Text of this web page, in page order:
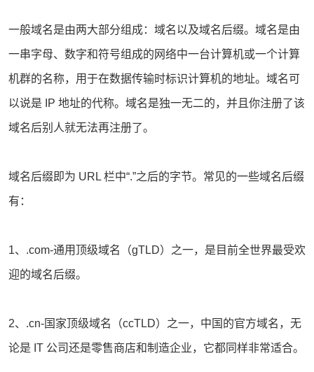
一般域名是由两大部分组成：域名以及域名后缀。域名是由
一串字母、数字和符号组成的网络中一台计算机或一个计算
机群的名称，用于在数据传输时标识计算机的地址。域名可
以说是 IP 地址的代称。域名是独一无二的，并且你注册了该
域名后别人就无法再注册了。
域名后缀即为 URL 栏中“.”之后的字节。常见的一些域名后缀
有：
1、.com-通用顶级域名（gTLD）之一，是目前全世界最受欢
迎的域名后缀。
2、.cn-国家顶级域名（ccTLD）之一，中国的官方域名，无
论是 IT 公司还是零售商店和制造企业，它都同样非常适合。